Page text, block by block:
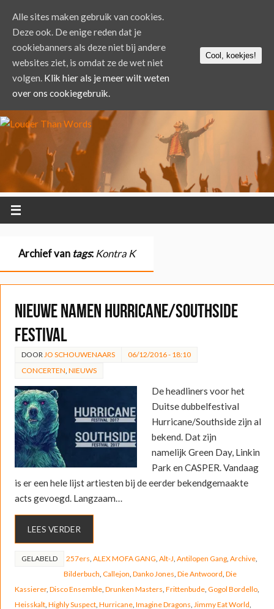
Archief van tags: Kontra K
Nieuwe namen Hurricane/Southside
festival
DOOR JO SCHOUWENAARS
06/12/2016 - 18:10
CONCERTEN NIEUWS
De headliners voor het
Duitse dubbelfestival
Hurricane/Southside zijn al
bekend. Dat zijn
namelijk Green Day, Linkin
Park en CASPER. Vandaag
is er een hele lijst artiesten bij de eerder bekendgemaakte
acts gevoegd. Langzaam…
LEES VERDER
GELABELD 257ers ALEX MOFA GANG Alt-J Antilopen Gang, Archive,
Bilderbuch Callejon Danko Jones Die Antwoord Die
Kassierer, Disco Ensemble, Drunken Masters Frittenbude, Gogol Bordello,
Heisskalt, Highly Suspect, Hurricane, Imagine Dragons Jimmy Eat World
Alle sites maken gebruik van cookies.
Deze ook. De enige reden dat je
cookiebanners als deze niet bij andere
websites ziet, is omdat ze de wet niet
volgen. Klik hier als je meer wilt weten
over ons cookiegebruik.
Cool, koekjes!